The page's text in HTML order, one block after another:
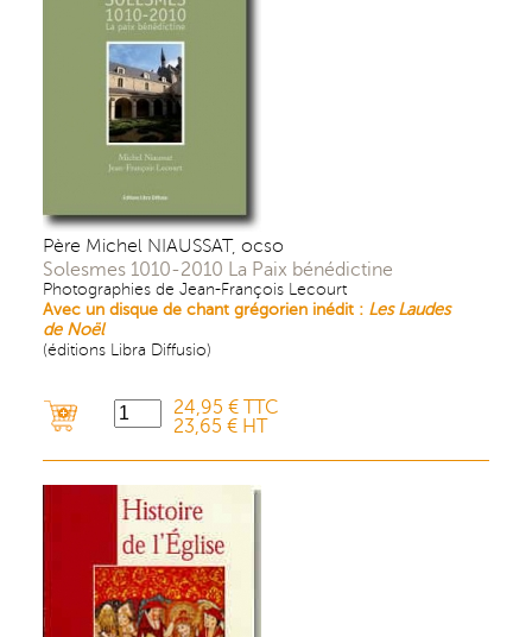
Père Michel NIAUSSAT, ocso
Solesmes 1010-2010 La Paix bénédictine
Photographies de Jean-François Lecourt
Avec un disque de chant grégorien inédit : Les Laudes
de Noël
(éditions Libra Diffusio)
24,95 € TTC
23,65 € HT